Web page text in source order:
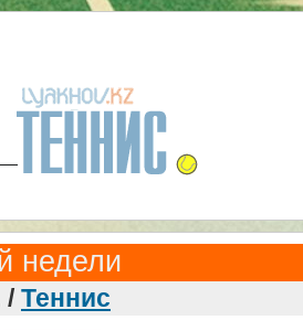
недели
/ Теннис